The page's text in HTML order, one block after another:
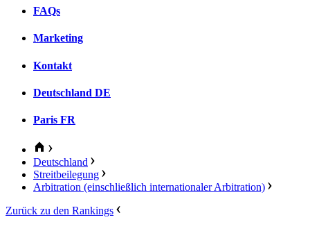
FAQs
Marketing
Kontakt
Deutschland DE
Paris FR
Deutschland
Streitbeilegung
Arbitration (einschließlich internationaler Arbitration)
Zurück zu den Rankings